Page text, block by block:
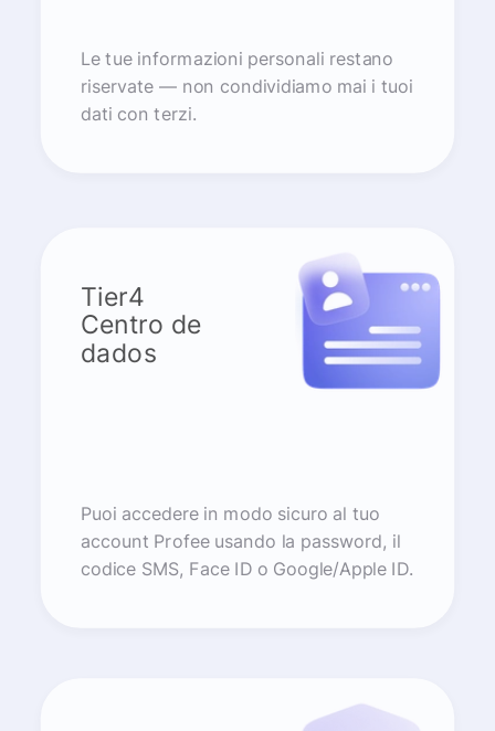
Le tue informazioni personali restano
riservate — non condividiamo mai i tuoi
dati con terzi.
Tier4
Centro de
dados
Puoi accedere in modo sicuro al tuo
account Profee usando la password, il
codice SMS, Face ID o Google/Apple ID.